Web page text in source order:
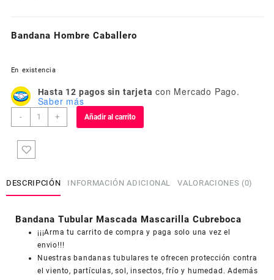
Bandana Hombre Caballero
En existencia
Hasta 12 pagos sin tarjeta con Mercado Pago.
Saber más
-
Bandana
Hombre
Caballero
cantidad
+ Añadir al carrito
DESCRIPCIÓN INFORMACIÓN ADICIONAL VALORACIONES (0)
Bandana Tubular Mascada Mascarilla Cubreboca
¡¡¡Arma tu carrito de compra y paga solo una vez el
envio!!!
Nuestras bandanas tubulares te ofrecen protección contra
el viento, partículas, sol, insectos, frío y humedad. Además